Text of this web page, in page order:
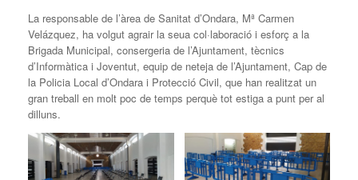
La responsable de l’àrea de Sanitat d’Ondara, Mª Carmen
Velázquez, ha volgut agrair la seua col·laboració i esforç a la
Brigada Municipal, consergeria de l’Ajuntament, tècnics
d’Informàtica i Joventut, equip de neteja de l’Ajuntament, Cap de
la Policia Local d’Ondara i Protecció Civil, que han realitzat un
gran treball en molt poc de temps perquè tot estiga a punt per al
dilluns.